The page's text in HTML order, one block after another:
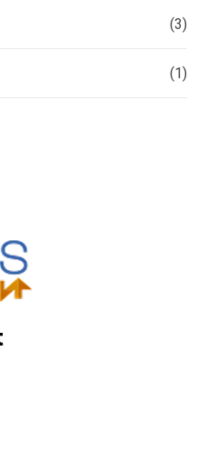
(3)
(1)